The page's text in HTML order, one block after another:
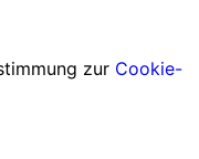
zur Cookie-